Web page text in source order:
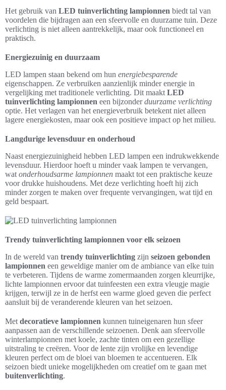
Het gebruik van LED tuinverlichting lampionnen biedt tal van
voordelen die bijdragen aan een sfeervolle en duurzame tuin. Deze
verlichting is niet alleen aantrekkelijk, maar ook functioneel en
praktisch.
Energiezuinig en duurzaam
LED lampen staan bekend om hun energiebesparende
eigenschappen. Ze verbruiken aanzienlijk minder energie in
vergelijking met traditionele verlichting. Dit maakt LED
tuinverlichting lampionnen een bijzonderduurzame verlichting
optie. Het verlagen van het energieverbruik betekent niet alleen
lagere energiekosten, maar ook een positieve impact op het milieu.
Langdurige levensduur en onderhoud
Naast energiezuinigheid hebben LED lampen een indrukwekkende
levensduur. Hierdoor hoeft u minder vaak lampen te vervangen,
wat onderhoudsarme lampionnen maakt tot een praktische keuze
voor drukke huishoudens. Met deze verlichting hoeft hij zich
minder zorgen te maken over frequente vervangingen, wat tijd en
geld bespaart.
Trendy tuinverlichting lampionnen voor elk seizoen
In de wereld van trendy tuinverlichting zijn seizoen gebonden
lampionnen een geweldige manier om de ambiance van elke tuin
te verbeteren. Tijdens de warme zomermaanden zorgen kleurrijke,
lichte lampionnen ervoor dat tuinfeesten een extra vleugje magie
krijgen, terwijl ze in de herfst een warme gloed geven die perfect
aansluit bij de veranderende kleuren van het seizoen.
Met decoratieve lampionnen kunnen tuineigenaren hun sfeer
aanpassen aan de verschillende seizoenen. Denk aan sfeervolle
winterlampionnen met koele, zachte tinten om een gezellige
uitstraling te creëren. Voor de lente zijn vrolijke en levendige
kleuren perfect om de bloei van bloemen te accentueren. Elk
seizoen biedt unieke mogelijkheden om creatief om te gaan met
buitenverlichting.